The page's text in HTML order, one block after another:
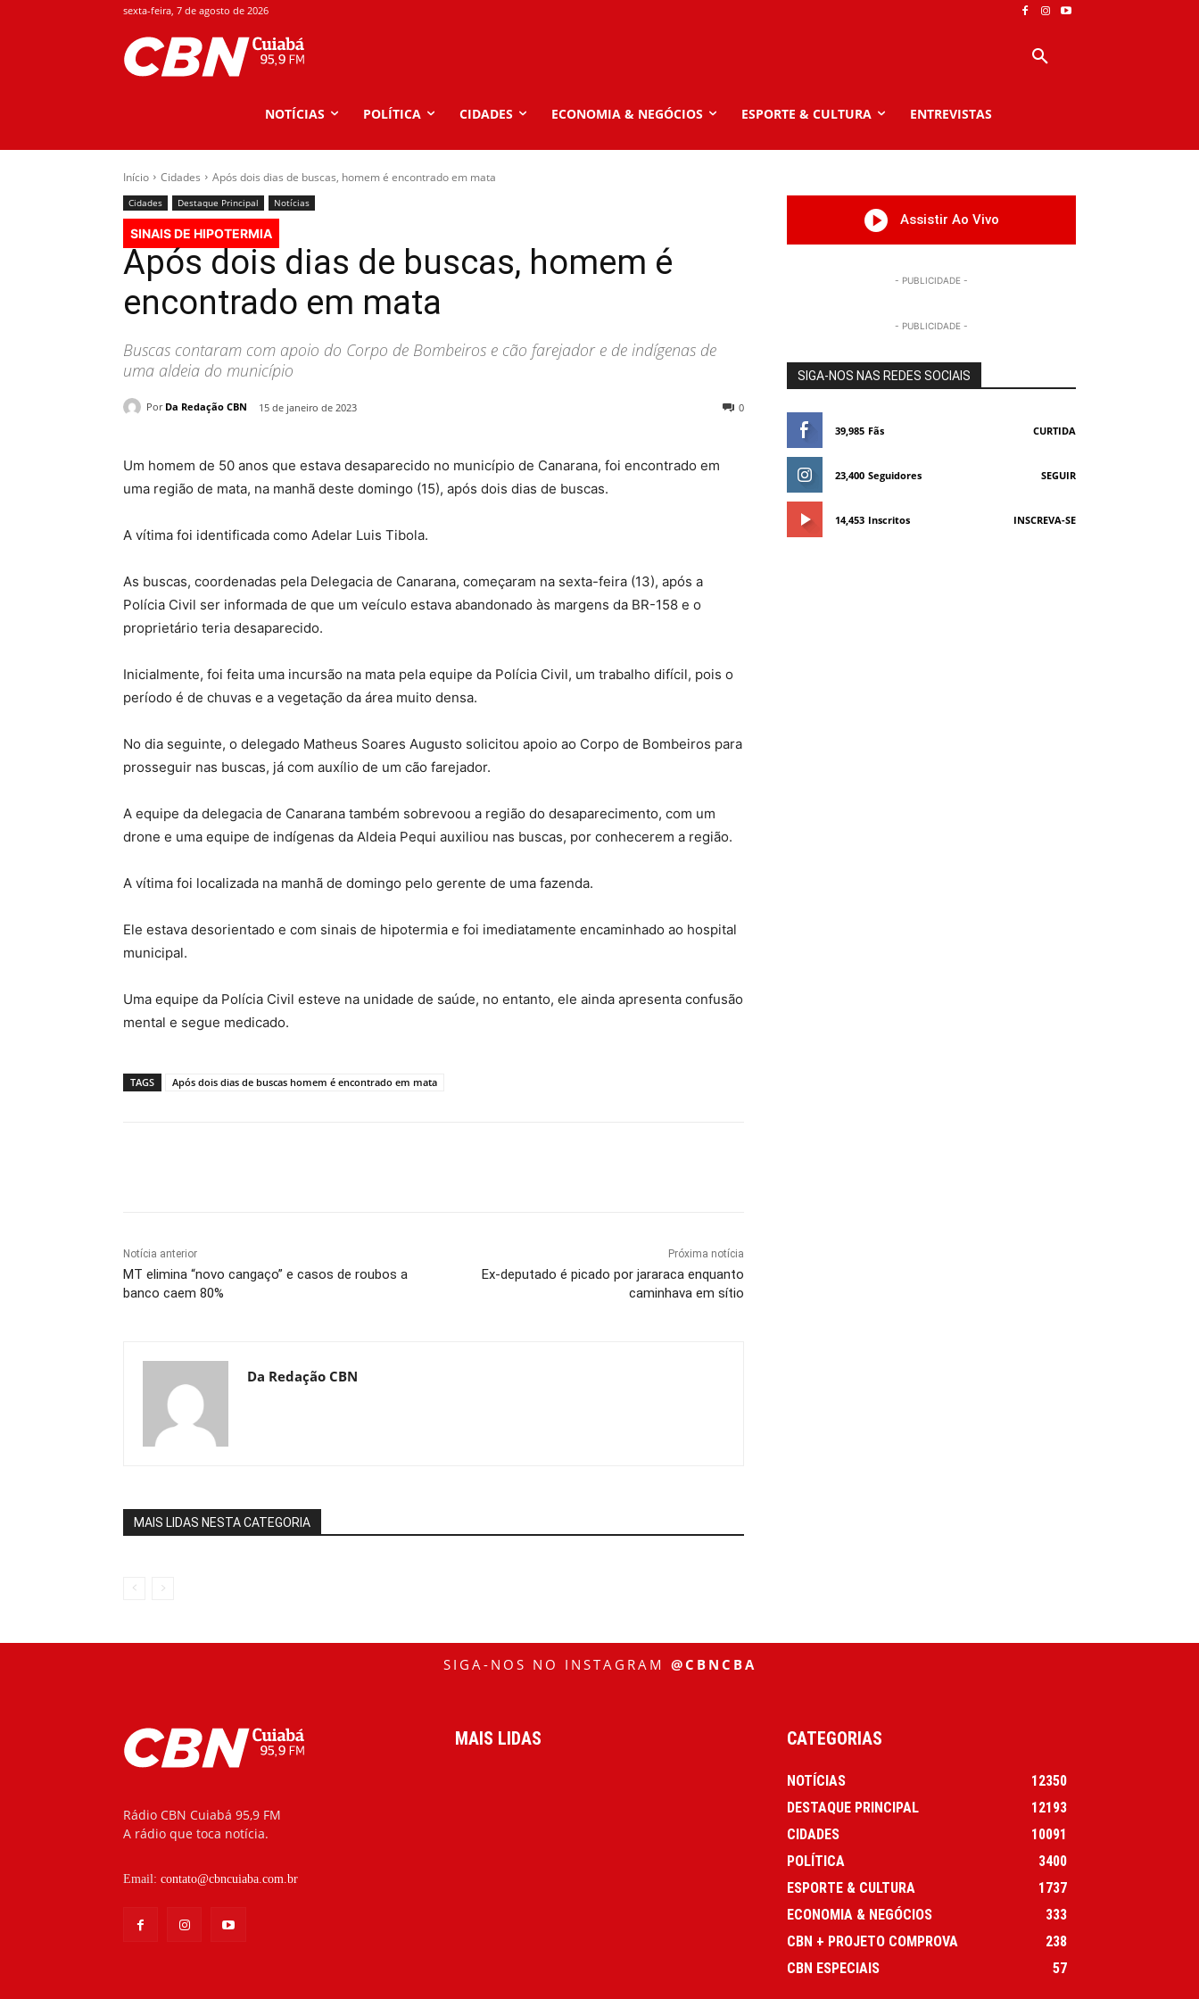
sexta-feira, 7 de agosto de 2026
NOTÍCIAS POLÍTICA CIDADES ECONOMIA & NEGÓCIOS ESPORTE & CULTURA ENTREVISTAS
Início Cidades Após dois dias de buscas, homem é encontrado em mata
Cidades Destaque Principal Notícias
SINAIS DE HIPOTERMIA
Após dois dias de buscas, homem é
encontrado em mata
Buscas contaram com apoio do Corpo de Bombeiros e cão farejador e de indígenas de
uma aldeia do município
Por Da Redação CBN 15 de janeiro de 2023 0
Um homem de 50 anos que estava desaparecido no município de Canarana, foi encontrado em
uma região de mata, na manhã deste domingo (15), após dois dias de buscas.
A vítima foi identificada como Adelar Luis Tibola.
As buscas, coordenadas pela Delegacia de Canarana, começaram na sexta-feira (13), após a
Polícia Civil ser informada de que um veículo estava abandonado às margens da BR-158 e o
proprietário teria desaparecido.
Inicialmente, foi feita uma incursão na mata pela equipe da Polícia Civil, um trabalho difícil, pois o
período é de chuvas e a vegetação da área muito densa.
No dia seguinte, o delegado Matheus Soares Augusto solicitou apoio ao Corpo de Bombeiros para
prosseguir nas buscas, já com auxílio de um cão farejador.
A equipe da delegacia de Canarana também sobrevoou a região do desaparecimento, com um
drone e uma equipe de indígenas da Aldeia Pequi auxiliou nas buscas, por conhecerem a região.
A vítima foi localizada na manhã de domingo pelo gerente de uma fazenda.
Ele estava desorientado e com sinais de hipotermia e foi imediatamente encaminhado ao hospital
municipal.
Uma equipe da Polícia Civil esteve na unidade de saúde, no entanto, ele ainda apresenta confusão
mental e segue medicado.
TAGS Após dois dias de buscas homem é encontrado em mata
Notícia anterior
MT elimina “novo cangaço” e casos de roubos a
banco caem 80%
Próxima notícia
Ex-deputado é picado por jararaca enquanto
caminhava em sítio
Da Redação CBN
MAIS LIDAS NESTA CATEGORIA
Assistir Ao Vivo
- PUBLICIDADE -
- PUBLICIDADE -
SIGA-NOS NAS REDES SOCIAIS
39,985 Fãs CURTIDA
23,400 Seguidores SEGUIR
14,453 Inscritos INSCREVA-SE
SIGA-NOS NO INSTAGRAM @CBNCBA
Rádio CBN Cuiabá 95,9 FM
A rádio que toca notícia.
Email: contato@cbncuiaba.com.br
MAIS LIDAS CATEGORIAS
NOTÍCIAS
12350
DESTAQUE PRINCIPAL
12193
CIDADES
10091
POLÍTICA
3400
ESPORTE & CULTURA
1737
ECONOMIA & NEGÓCIOS
333
CBN + PROJETO COMPROVA
238
CBN ESPECIAIS
57